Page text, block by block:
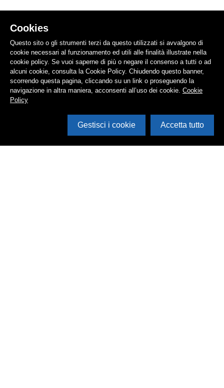
Cookies
Questo sito o gli strumenti terzi da questo utilizzati si avvalgono di
cookie necessari al funzionamento ed utili alle finalità illustrate nella
cookie policy. Se vuoi saperne di più o negare il consenso a tutti o ad
alcuni cookie, consulta la Cookie Policy. Chiudendo questo banner,
scorrendo questa pagina, cliccando su un link o proseguendo la
navigazione in altra maniera, acconsenti all’uso dei cookie. Cookie
Policy
Gestisci i cookie Accetta tutto